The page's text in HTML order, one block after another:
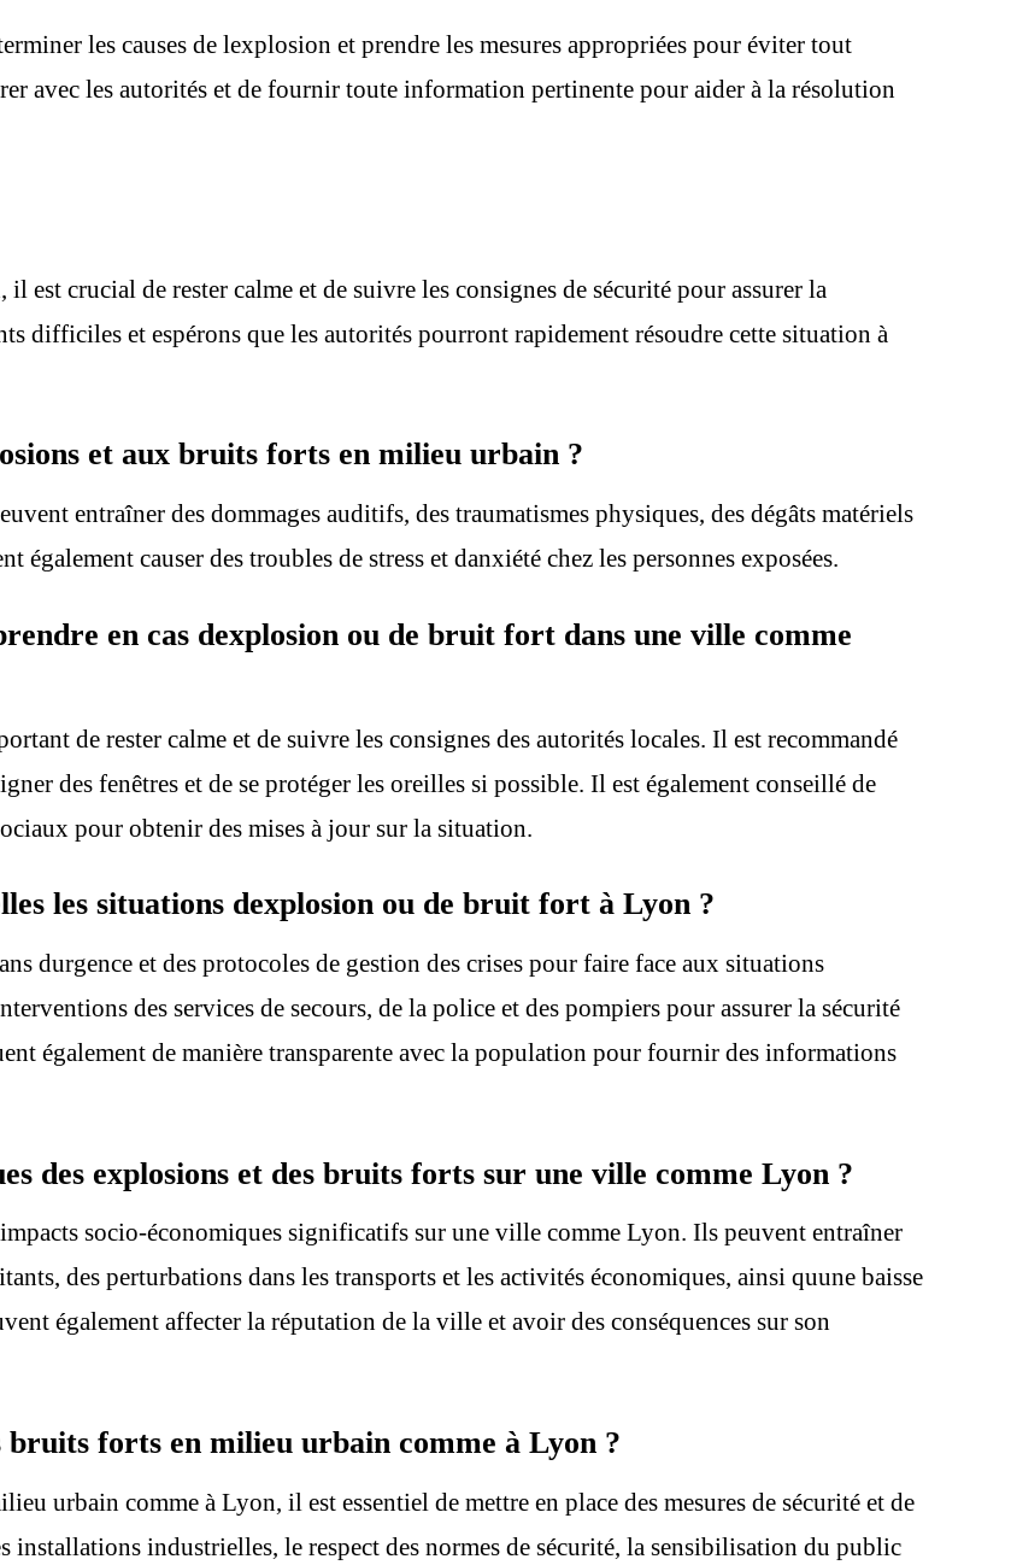
les causes de lexplosion et prendre les mesures appropriées pour éviter tout
avec les autorités et de fournir toute information pertinente pour aider à la résolution
est crucial de rester calme et de suivre les consignes de sécurité pour assurer la
difficiles et espérons que les autorités pourront rapidement résoudre cette situation à
et aux bruits forts en milieu urbain ?
entraîner des dommages auditifs, des traumatismes physiques, des dégâts matériels
causer des troubles de stress et danxiété chez les personnes exposées.
en cas dexplosion ou de bruit fort dans une ville comme
de rester calme et de suivre les consignes des autorités locales. Il est recommandé
des fenêtres et de se protéger les oreilles si possible. Il est également conseillé de
pour obtenir des mises à jour sur la situation.
les situations dexplosion ou de bruit fort à Lyon ?
durgence et des protocoles de gestion des crises pour faire face aux situations
des services de secours, de la police et des pompiers pour assurer la sécurité
également de manière transparente avec la population pour fournir des informations
des explosions et des bruits forts sur une ville comme Lyon ?
socio-économiques significatifs sur une ville comme Lyon. Ils peuvent entraîner
des perturbations dans les transports et les activités économiques, ainsi quune baisse
également affecter la réputation de la ville et avoir des conséquences sur son
bruits forts en milieu urbain comme à Lyon ?
urbain comme à Lyon, il est essentiel de mettre en place des mesures de sécurité et de
installations industrielles, le respect des normes de sécurité, la sensibilisation du public